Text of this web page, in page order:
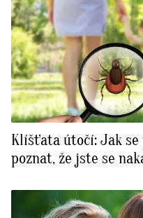
Klíšťata útočí: Jak
poznat, že jste se